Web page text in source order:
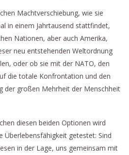
Machtverschiebung, wie sie
in einem Jahrtausend stattfindet,
Nationen, aber auch Amerika,
neu entstehenden Weltordnung
oder ob sie mit der NATO, den
die totale Konfrontation und den
der großen Mehrheit der Menschheit
diesen beiden Optionen wird
Überlebensfähigkeit getestet: Sind
in der Lage, uns gemeinsam mit